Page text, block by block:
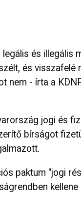
és illegális
és
nem - írta a
jogi és
bírságot
paktum "jogi